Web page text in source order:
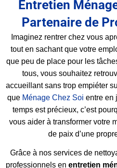
Entretien
Partenaire de
Imaginez rentrer chez vous
tout en sachant que votre
que peu de place pour les
tous, vous souhaitez
accueillant sans trop empiéter
que Ménage Chez Soi entre en
temps est précieux, c’est
vous aider à transformer votre
de paix d’une
Grâce à nos services de
professionnels en entretien